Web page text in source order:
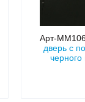
Арт-
дверь с